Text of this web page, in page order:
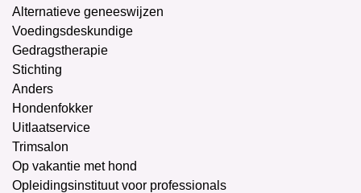
Alternatieve geneeswijzen
Voedingsdeskundige
Gedragstherapie
Stichting
Anders
Hondenfokker
Uitlaatservice
Trimsalon
Op vakantie met hond
Opleidingsinstituut voor professionals